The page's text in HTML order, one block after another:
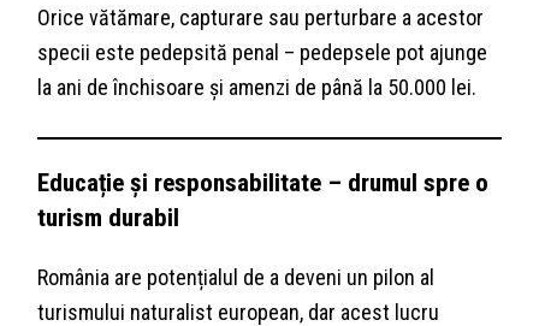
Orice vătămare, capturare sau perturbare a acestor
specii este pedepsită penal – pedepsele pot ajunge
la ani de închisoare și amenzi de până la 50.000 lei.
Educație și responsabilitate – drumul spre o
turism durabil
România are potențialul de a deveni un pilon al
turismului naturalist european, dar acest lucru